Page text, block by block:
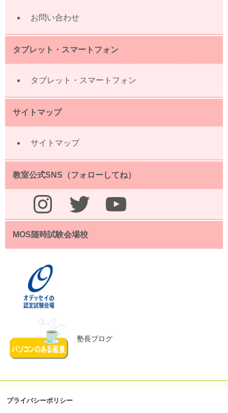
お問い合わせ
タブレット・スマートフォン
タブレット・スマートフォン
サイトマップ
サイトマップ
教室公式SNS（フォローしてね）
Instagram Twitter YouTube
MOS随時試験会場校
塾長ブログ
プライバシーポリシー